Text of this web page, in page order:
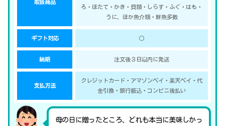
取扱商品
ろ・ほたて・かき・貝類・しらす・ふぐ・はも・
うに、ほか魚介類・鮮魚多数
ギフト対応 ○
納期 注文後３日以内に発送
支払方法
クレジットカード・アマゾンペイ・楽天ペイ・代
金引換・銀行振込・コンビニ後払い
母の日に贈ったところ、どれも本当に美味しかっ